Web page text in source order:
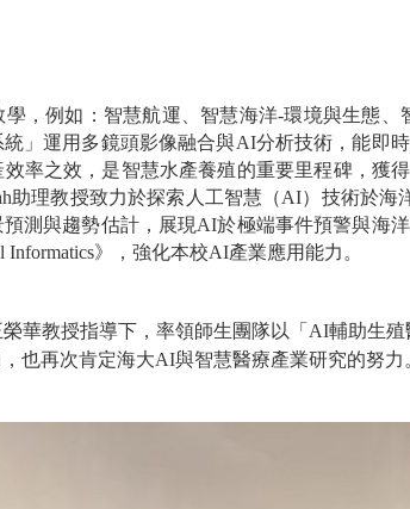
，例如：智慧航運、智慧海洋-環境與生態
」運用多鏡頭影像融合與AI分析技術，能即
率之效，是智慧水產養殖的重要里程碑，獲
助理教授致力於探索人工智慧（AI）技術於海
測與趨勢估計，展現AI於極端事件預警與海
》，強化本校AI產業應用能力。
華教授指導下，率領師生團隊以「AI輔助生
也再次肯定海大AI與智慧醫療產業研究的努力